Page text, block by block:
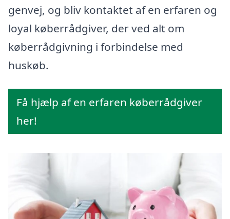
genvej, og bliv kontaktet af en erfaren og
loyal køberrådgiver, der ved alt om
køberrådgivning i forbindelse med
huskøb.
Få hjælp af en erfaren køberrådgiver
her!